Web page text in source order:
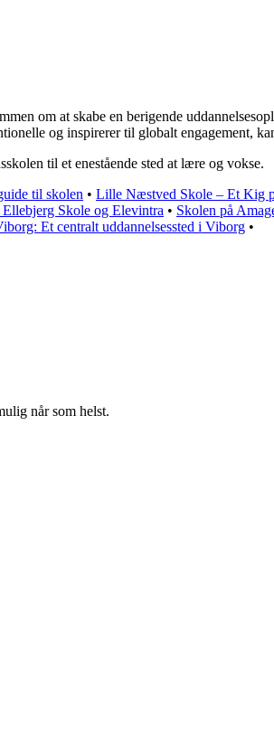
om at skabe en berigende
og inspirerer til globalt engagement,
til et enestående sted at lære og vokse.
til skolen • Lille Næstved Skole – Et Kig
Skole og Elevintra • Skolen på
Et centralt uddannelsessted i Viborg •
når som helst.